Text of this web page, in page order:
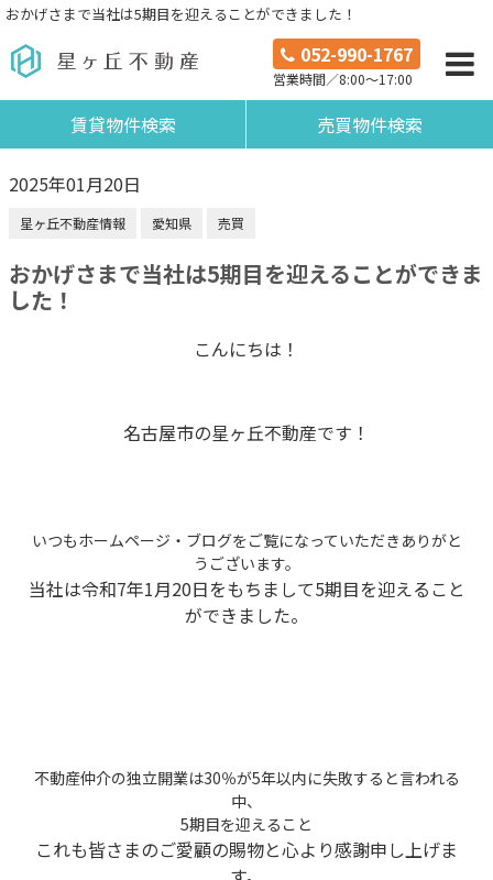
おかげさまで当社は5期目を迎えることができました！
052-990-1767
営業時間／8:00～17:00
賃貸物件検索 売買物件検索
2025年01月20日
星ヶ丘不動産情報 愛知県 売買
おかげさまで当社は5期目を迎えることができま
した！
こんにちは！
名古屋市の星ヶ丘不動産です！
いつもホームページ・ブログをご覧になっていただきありがと
うございます。
当社は令和7年1月20日をもちまして5期目を迎えること
ができました。
不動産仲介の独立開業は30％が5年以内に失敗すると言われる
中、
5期目を迎えること
これも皆さまのご愛顧の賜物と心より感謝申し上げま